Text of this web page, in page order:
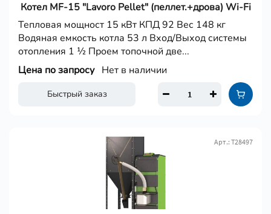
Котел MF-15 "Lavoro Pellet" (пеллет.+дрова) Wi-Fi
Тепловая мощност 15 кВт КПД 92 Вес 148 кг
Водяная емкость котла 53 л Вход/Выход системы
отопления 1 ½ Проем топочной две...
Быстрый заказ
Цена по запросу Нет в наличии
Арт.: Т28497